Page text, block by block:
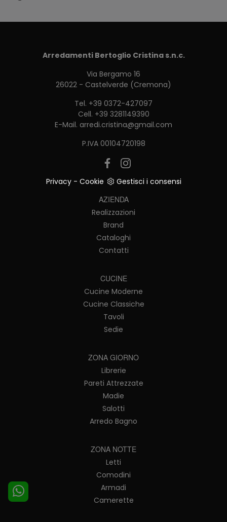
Arredamenti Bertoglio Cristina s.n.c.
Via Bergamo 16
26022 - Castelverde (Cremona)
Tel. +39 0372-427097
Cell. +39 3281149390
E-Mail. arredi.cristina@gmail.com
P.IVA 00104720198
Privacy- Cookie
Gestisci i consensi
AZIENDA
Realizzazioni
Brand
Cataloghi
Contatti
CUCINE
Cucine Moderne
Cucine Classiche
Tavoli
Sedie
ZONA GIORNO
Librerie
Pareti Attrezzate
Madie
Salotti
Arredo Bagno
ZONA NOTTE
Letti
Comodini
Armadi
Camerette